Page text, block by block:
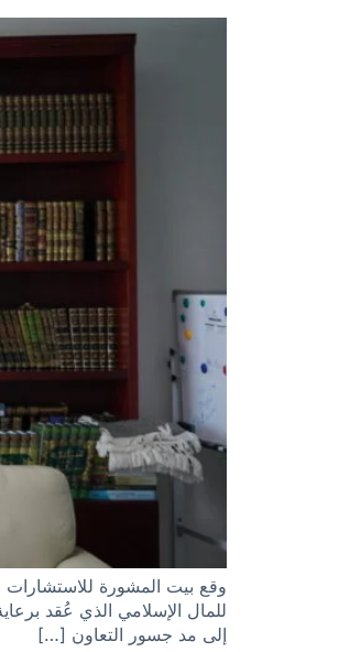
للمال الإسلامي الذي عُقد
إلى مد جسور التعاون […]